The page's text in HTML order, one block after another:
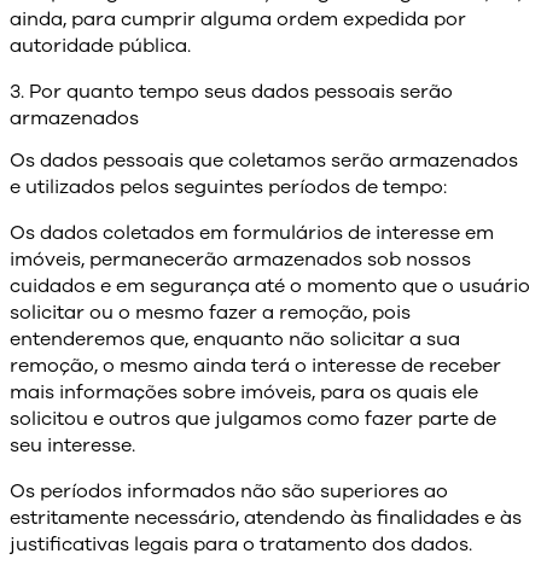
ainda, para cumprir alguma ordem expedida por
autoridade pública.
3. Por quanto tempo seus dados pessoais serão
armazenados
Os dados pessoais que coletamos serão armazenados
e utilizados pelos seguintes períodos de tempo:
Os dados coletados em formulários de interesse em
imóveis, permanecerão armazenados sob nossos
cuidados e em segurança até o momento que o usuário
solicitar ou o mesmo fazer a remoção, pois
entenderemos que, enquanto não solicitar a sua
remoção, o mesmo ainda terá o interesse de receber
mais informações sobre imóveis, para os quais ele
solicitou e outros que julgamos como fazer parte de
seu interesse.
Os períodos informados não são superiores ao
estritamente necessário, atendendo às finalidades e às
justificativas legais para o tratamento dos dados.